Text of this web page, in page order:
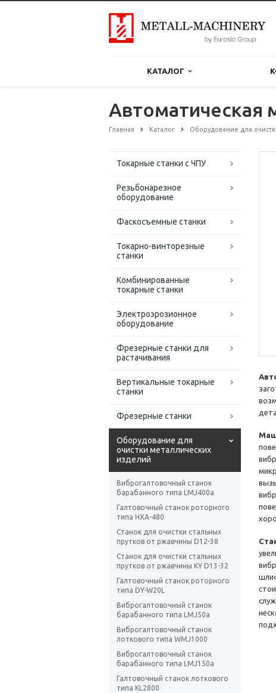
КАТАЛОГ
Автоматическая
Главная Каталог Оборудование для
Токарные станки с ЧПУ
Резьбонарезное
оборудование
Фаскосъемные станки
Токарно-винторезные
станки
Комбинированные
токарные станки
Электроэрозионное
оборудование
Фрезерные станки для
растачивания
Вертикальные токарные
станки
Фрезерные станки
Оборудование для
очистки металлических
изделий
Виброгалтовочный станок
барабанного типа LMJ400a
Галтовочный станок роторного
типа HXA-480
Станок для очистки стальных
прутков от ржавчины D12-38
Станок для очистки стальных
прутков от ржавчины KY D13-32
Галтовочный станок роторного
типа DY-W20L
Виброгалтовочный станок
барабанного типа LMJ50a
Виброгалтовочный станок
лоткового типа WMJ1000
Виброгалтовочный станок
барабанного типа LMJ150a
Галтовочный станок лоткового
типа KL2800